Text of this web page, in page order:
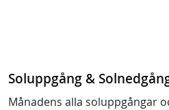
Soluppgång &
Månadens alla soluppgångar